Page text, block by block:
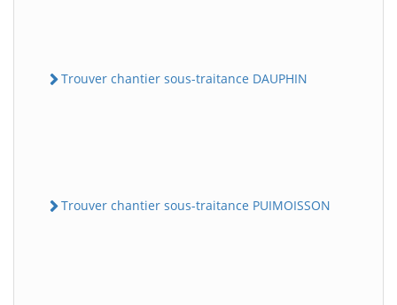
Trouver chantier sous-traitance DAUPHIN
Trouver chantier sous-traitance PUIMOISSON